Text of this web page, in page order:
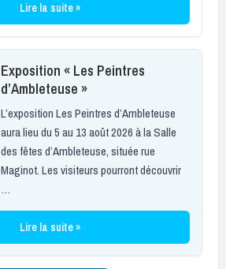
Lire la suite »
Exposition « Les Peintres
d’Ambleteuse »
L’exposition Les Peintres d’Ambleteuse
aura lieu du 5 au 13 août 2026 à la Salle
des fêtes d’Ambleteuse, située rue
Maginot. Les visiteurs pourront découvrir
…
Lire la suite »